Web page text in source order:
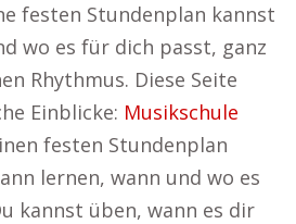
festen Stundenplan kannst
wo es für dich passt, ganz
Rhythmus. Diese Seite
Einblicke: Musikschule
festen Stundenplan
lernen, wann und wo es
kannst üben, wann es dir